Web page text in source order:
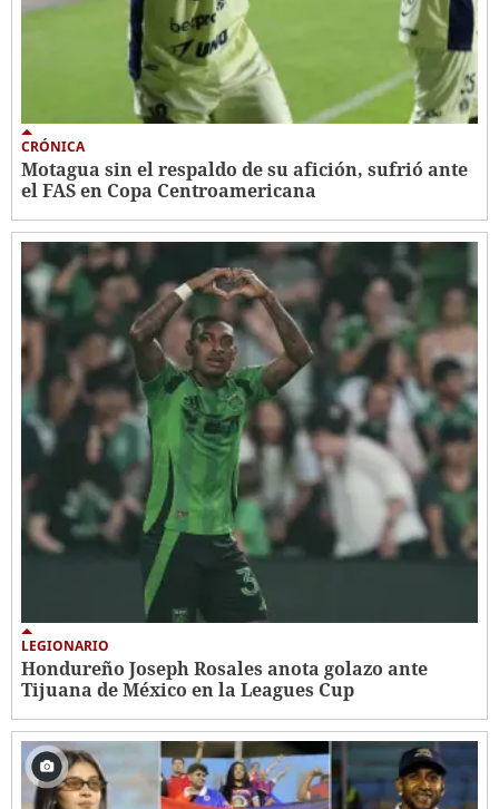
CRÓNICA
Motagua sin el respaldo de su afición, sufrió ante
el FAS en Copa Centroamericana
LEGIONARIO
Hondureño Joseph Rosales anota golazo ante
Tijuana de México en la Leagues Cup